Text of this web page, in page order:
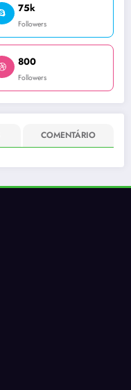
75k
Followers
800
Followers
COMENTÁRIO